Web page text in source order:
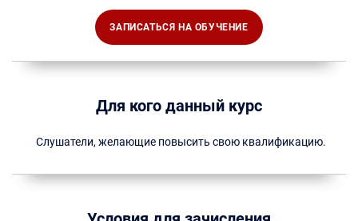
ЗАПИСАТЬСЯ НА ОБУЧЕНИЕ
Для кого данный курс
Слушатели, желающие повысить свою квалификацию.